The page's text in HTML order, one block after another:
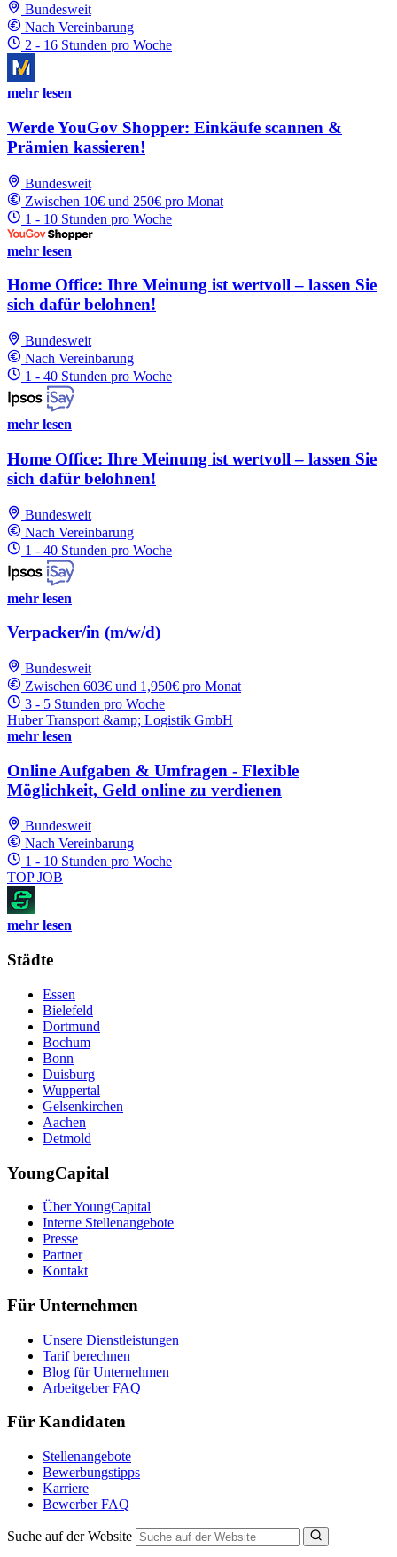
Bundesweit
Nach Vereinbarung
2 - 16 Stunden pro Woche
mehr lesen
Werde YouGov Shopper: Einkäufe scannen &
Prämien kassieren!
Bundesweit
Zwischen 10€ und 250€ pro Monat
1 - 10 Stunden pro Woche
mehr lesen
Home Office: Ihre Meinung ist wertvoll – lassen Sie
sich dafür belohnen!
Bundesweit
Nach Vereinbarung
1 - 40 Stunden pro Woche
mehr lesen
Home Office: Ihre Meinung ist wertvoll – lassen Sie
sich dafür belohnen!
Bundesweit
Nach Vereinbarung
1 - 40 Stunden pro Woche
mehr lesen
Verpacker/in (m/w/d)
Bundesweit
Zwischen 603€ und 1,950€ pro Monat
3 - 5 Stunden pro Woche
Huber Transport &amp; Logistik GmbH
mehr lesen
Online Aufgaben & Umfragen - Flexible
Möglichkeit, Geld online zu verdienen
Bundesweit
Nach Vereinbarung
1 - 10 Stunden pro Woche
TOP JOB
mehr lesen
Städte
Essen
Bielefeld
Dortmund
Bochum
Bonn
Duisburg
Wuppertal
Gelsenkirchen
Aachen
Detmold
YoungCapital
Über YoungCapital
Interne Stellenangebote
Presse
Partner
Kontakt
Für Unternehmen
Unsere Dienstleistungen
Tarif berechnen
Blog für Unternehmen
Arbeitgeber FAQ
Für Kandidaten
Stellenangebote
Bewerbungstipps
Karriere
Bewerber FAQ
Suche auf der Website